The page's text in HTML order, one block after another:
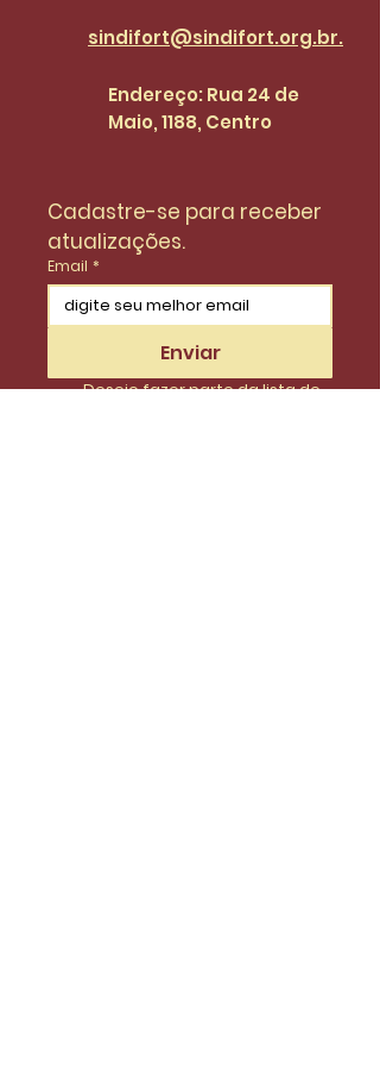
sindifort@sindifort.org.br.
Endereço: Rua 24 de
Maio, 1188, Centro
Cadastre-se para receber
atualizações.
Email *
Enviar
Desejo fazer parte da lista de